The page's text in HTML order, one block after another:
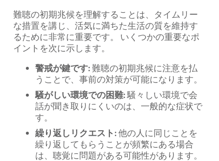
難聴の初期兆候を理解することは、タイムリー
な措置を講じ、活気に満ちた生活の質を維持す
るために非常に重要です。 いくつかの重要なポ
イントを次に示します。
警戒が鍵です:難聴の初期兆候に注意を払
うことで、事前の対策が可能になります。
騒がしい環境での困難:騒々しい環境で会
話が聞き取りにくいのは、一般的な症状で
す。
繰り返しリクエスト:他の人に同じことを
繰り返してもらうことが頻繁にある場合
は、聴覚に問題がある可能性があります。